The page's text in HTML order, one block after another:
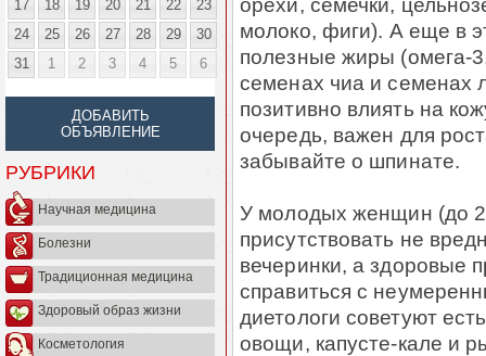
17
18 19 20 21 22
23
24
25 26 27 28 29
30
31
1 2 3 4 5 6
ДОБАВИТЬ
ОБЪЯВЛЕНИЕ
РУБРИКИ
Научная медицина
Болезни
Традиционная медицина
Здоровый образ жизни
Косметология
молоко, фиги). А еще в
полезные жиры (омега-
семенах чиа и семенах
позитивно влиять на
очередь, важен для
забывайте о шпинате.
У молодых женщин (до
присутствовать не
вечеринки, а здоровые
справиться с
диетологи советуют
овощи, капусте-кале и